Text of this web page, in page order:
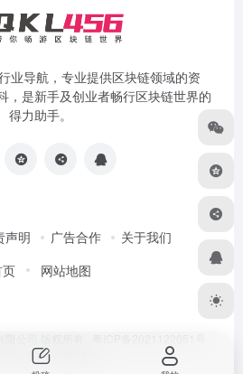
业导航，专业提供区块链领域的资
，是新手及创业者畅行区块链世界的
得力助手。
声明 广告合作
关于我们
网站地图
by区块链456